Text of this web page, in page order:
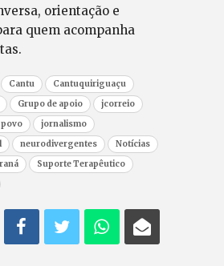
orientação e
quem acompanha
Cantu
Cantuquiriguaçu
Grupo de apoio
jcorreio
jornalismo
neurodivergentes
Notícias
Suporte Terapêutico